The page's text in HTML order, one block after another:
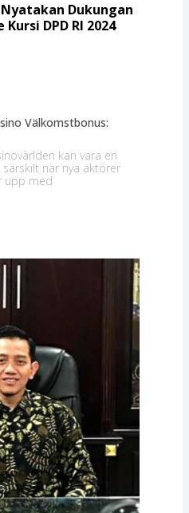
Dukungan
DPD RI 2024
Välkomstbonus:
kan vara en
när nya aktörer
upp med